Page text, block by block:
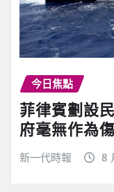
今日焦點
菲律賓劃設
府毫無作為
新一代時報 8